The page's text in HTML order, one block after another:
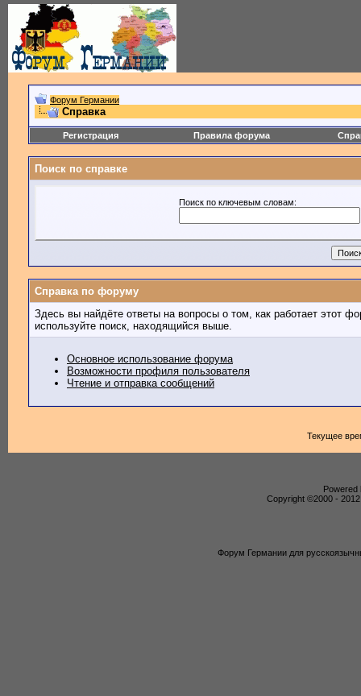
Форум Германии
Справка
Регистрация Правила форума
Поиск по справке
Поиск по ключевым словам:
Справка по форуму
Здесь вы найдёте ответы на вопросы о том, как работает этот
используйте поиск, находящийся выше.
Основное использование форума
Возможности профиля пользователя
Чтение и отправка сообщений
Текущее
Powered
Copyright ©2000 -
Форум Германии для